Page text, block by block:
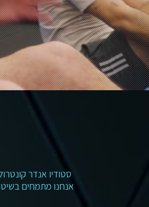
סטודיו אנדר קונטרול הוא סטודיו
אנחנו מתמחים